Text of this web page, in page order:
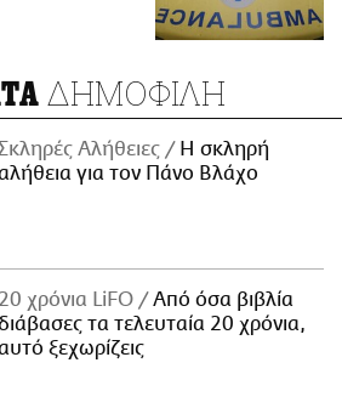
ΔΗΜΟΦΙΛΗ
Αλήθειες
H σκληρή
για τον Πάνο Βλάχο
20 χρόνια LiFO
Από όσα βιβλία
τα τελευταία 20 χρόνια,
ξεχωρίζεις